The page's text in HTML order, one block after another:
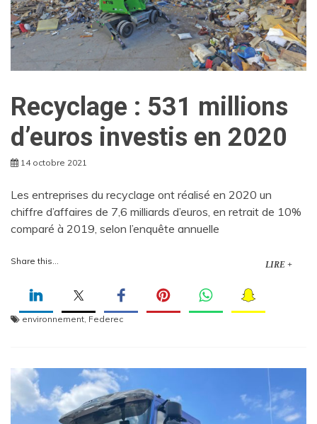
Recyclage : 531 millions
d’euros investis en 2020
14 octobre 2021
Les entreprises du recyclage ont réalisé en 2020 un
chiffre d’affaires de 7,6 milliards d’euros, en retrait de 10%
comparé à 2019, selon l’enquête annuelle
Share this... LIRE +
environnement, Federec